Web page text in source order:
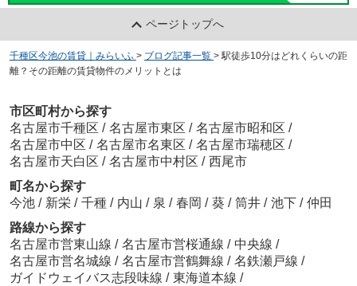
ページトップへ
千種区今池の賃貸｜みらいふ > ブログ記事一覧 > 駅徒歩10分はどれくらいの距
離？その距離の賃貸物件のメリットとは
市区町村から探す
名古屋市千種区 / 名古屋市東区 / 名古屋市昭和区 /
名古屋市中区 / 名古屋市名東区 / 名古屋市瑞穂区 /
名古屋市天白区 / 名古屋市中村区 / 西尾市
町名から探す
今池 / 新栄 / 千種 / 内山 / 泉 / 春岡 / 葵 / 筒井 / 池下 / 仲田
路線から探す
名古屋市営東山線 / 名古屋市営桜通線 / 中央線 /
名古屋市営名城線 / 名古屋市営鶴舞線 / 名鉄瀬戸線 /
ガイドウェイバス志段味線 / 東海道本線 /